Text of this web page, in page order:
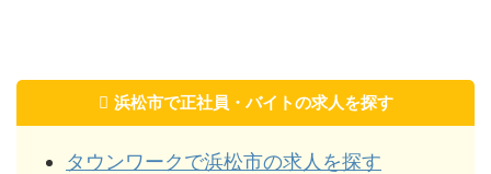
浜松市で正社員・バイトの求人を探す
タウンワークで浜松市の求人を探す